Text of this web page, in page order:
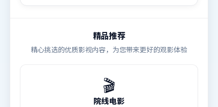
精品推荐
精心挑选的优质影视内容，为您带来更好的观影体验
🎬
院线电影